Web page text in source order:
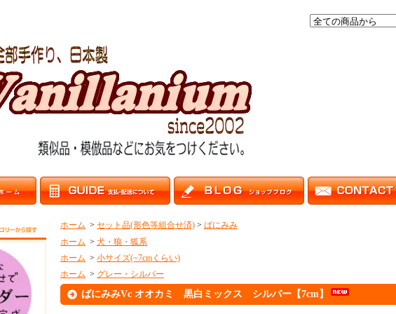
ホーム > セット品(形色等組合せ済) > ばにみみ
ホーム > 犬・狼・狐系
ホーム > 小サイズ(~7cmくらい)
ホーム > グレー・シルバー
ばにみみVc オオカミ 黒白ミックス シルバー【7cm】